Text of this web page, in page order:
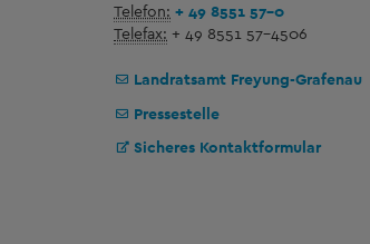
Telefon: + 49 8551 57-0
Telefax: + 49 8551 57-4506
Landratsamt Freyung-Grafenau
Pressestelle
Sicheres Kontaktformular